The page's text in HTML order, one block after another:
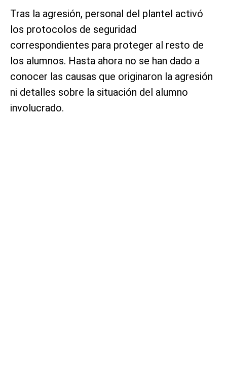
Tras la agresión, personal del plantel activó
los protocolos de seguridad
correspondientes para proteger al resto de
los alumnos. Hasta ahora no se han dado a
conocer las causas que originaron la agresión
ni detalles sobre la situación del alumno
involucrado.